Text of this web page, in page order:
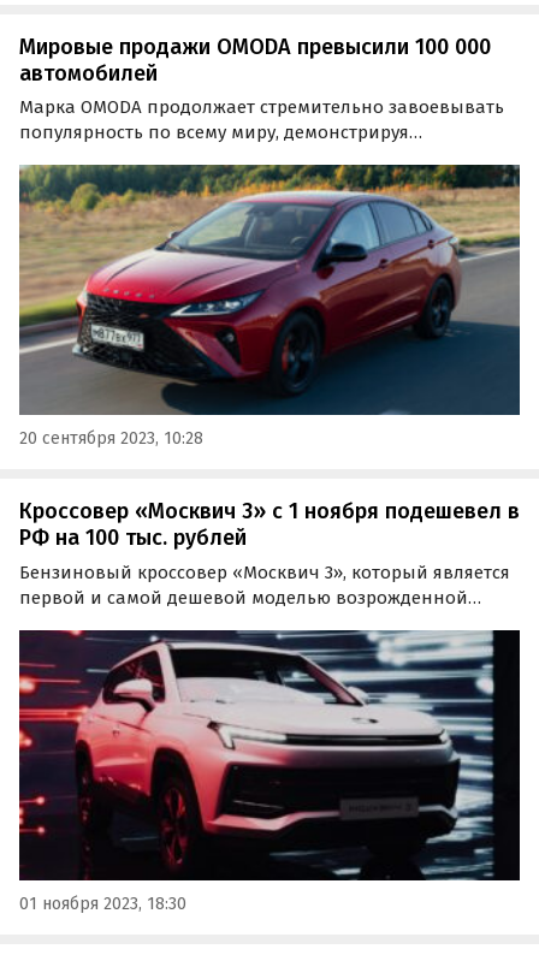
Мировые продажи OMODA превысили 100 000
автомобилей
Марка OMODA продолжает стремительно завоевывать
популярность по всему миру, демонстрируя
итогам августа 2023 года бренд реализовал на
международном рынке 16 686 автомобилей — на 6,04%
больше, чем месяцем…
20 сентября 2023, 10:28
Кроссовер «Москвич 3» с 1 ноября подешевел в
РФ на 100 тыс. рублей
Бензиновый кроссовер «Москвич 3», который является
первой и самой дешевой моделью возрожденной
еще доступнее.
01 ноября 2023, 18:30